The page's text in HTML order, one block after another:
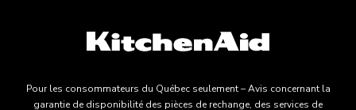
Pour les consommateurs du Québec seulement – Avis concernant la
garantie de disponibilité des pièces de rechange, des services de